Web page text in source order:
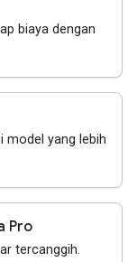
biaya dengan
model yang lebih
Pro
tercanggih.